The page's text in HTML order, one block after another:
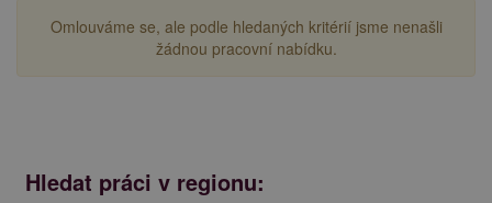
Omlouváme se, ale podle hledaných kritérií jsme nenašli
žádnou pracovní nabídku.
Hledat práci v regionu: